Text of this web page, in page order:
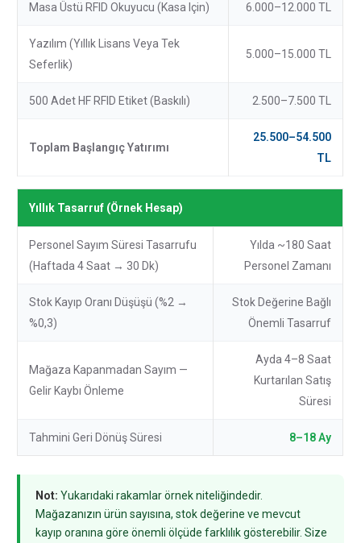
Masa Üstü RFID Okuyucu (kasa Için) 6.000–12.000 TL
Yazılım (yıllık Lisans Veya Tek
Seferlik)
5.000–15.000 TL
500 Adet HF RFID Etiket (baskılı) 2.500–7.500 TL
Toplam Başlangıç Yatırımı
25.500–54.500
TL
Yıllık Tasarruf (Örnek Hesap)
Personel Sayım Süresi Tasarrufu
(haftada 4 Saat → 30 Dk)
Yılda ~180 Saat
Personel Zamanı
Stok Kayıp Oranı Düşüşü (%2 →
%0,3)
Stok Değerine Bağlı
Önemli Tasarruf
Mağaza Kapanmadan Sayım —
Gelir Kaybı Önleme
Ayda 4–8 Saat
Kurtarılan Satış
Süresi
Tahmini Geri Dönüş Süresi 8–18 Ay
Not: Yukarıdaki rakamlar örnek niteliğindedir.
Mağazanızın ürün sayısına, stok değerine ve mevcut
kayıp oranına göre önemli ölçüde farklılık gösterebilir. Size